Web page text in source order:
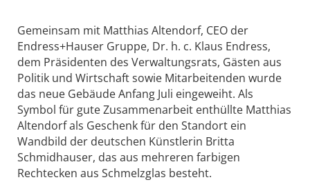
Gemeinsam mit Matthias Altendorf, CEO der
Endress+Hauser Gruppe, Dr. h. c. Klaus Endress,
dem Präsidenten des Verwaltungsrats, Gästen aus
Politik und Wirtschaft sowie Mitarbeitenden wurde
das neue Gebäude Anfang Juli eingeweiht. Als
Symbol für gute Zusammenarbeit enthüllte Matthias
Altendorf als Geschenk für den Standort ein
Wandbild der deutschen Künstlerin Britta
Schmidhauser, das aus mehreren farbigen
Rechtecken aus Schmelzglas besteht.